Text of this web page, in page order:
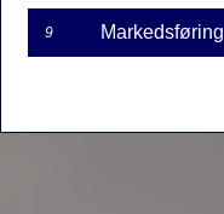
9 Markedsføring